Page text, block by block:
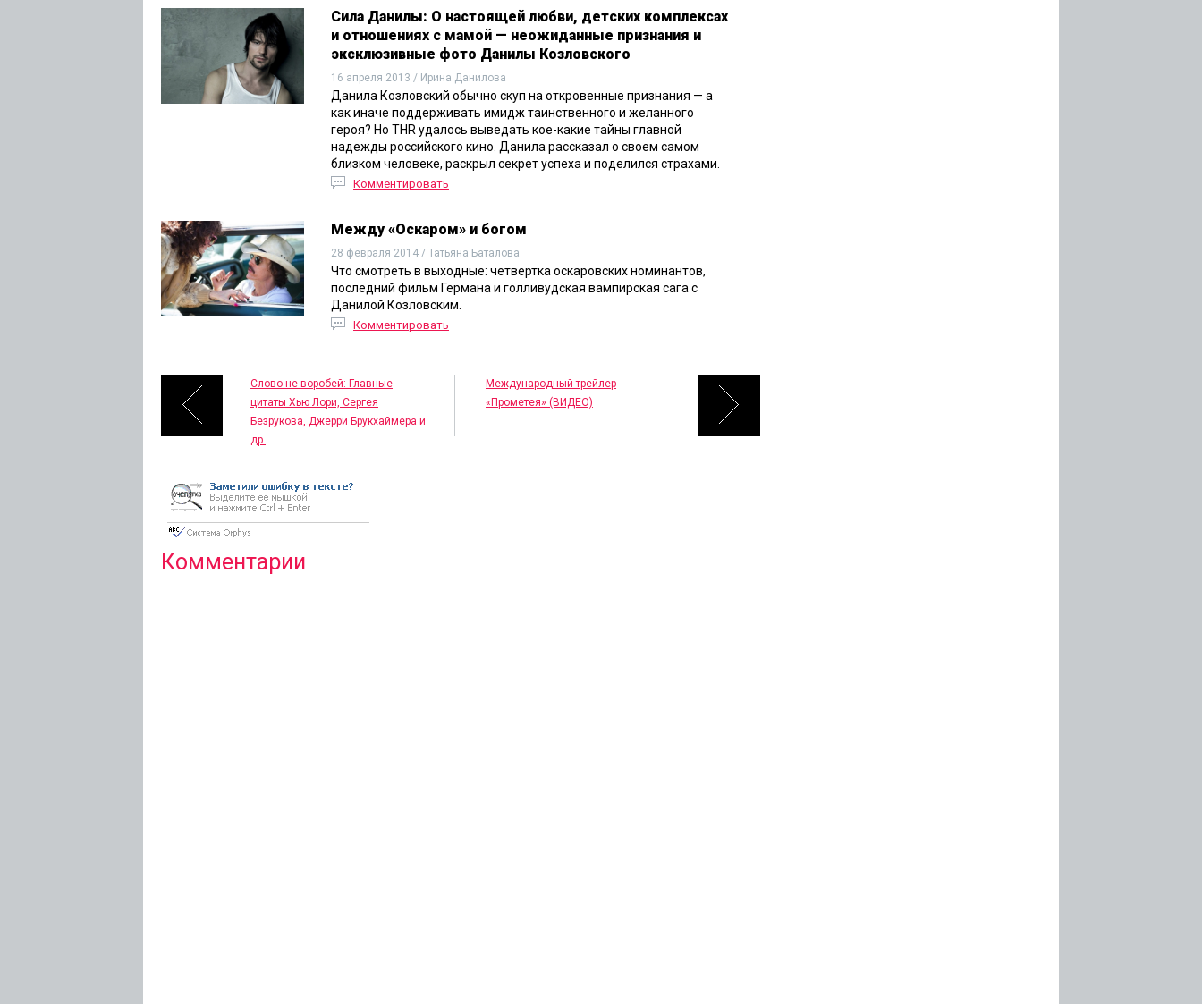
Сила Данилы: О настоящей любви, детских комплексах
и отношениях с мамой — неожиданные признания и
эксклюзивные фото Данилы Козловского
16 апреля 2013 / Ирина Данилова
Данила Козловский обычно скуп на откровенные признания — а
как иначе поддерживать имидж таинственного и желанного
героя? Но THR удалось выведать кое-какие тайны главной
надежды российского кино. Данила рассказал о своем самом
близком человеке, раскрыл секрет успеха и поделился страхами.
Комментировать
Между «Оскаром» и богом
28 февраля 2014 / Татьяна Баталова
Что смотреть в выходные: четвертка оскаровских номинантов,
последний фильм Германа и голливудская вампирская сага с
Данилой Козловским.
Комментировать
Слово не воробей: Главные
цитаты Хью Лори, Сергея
Безрукова, Джерри Брукхаймера и
др.
Международный трейлер
«Прометея» (ВИДЕО)
Комментарии